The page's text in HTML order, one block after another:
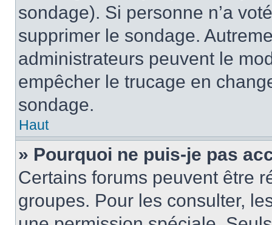
sondage). Si personne n’a
supprimer le sondage.
administrateurs peuvent le
empêcher le trucage en
sondage.
Haut
» Pourquoi ne puis-je pas
Certains forums peuvent être
groupes. Pour les consulter,